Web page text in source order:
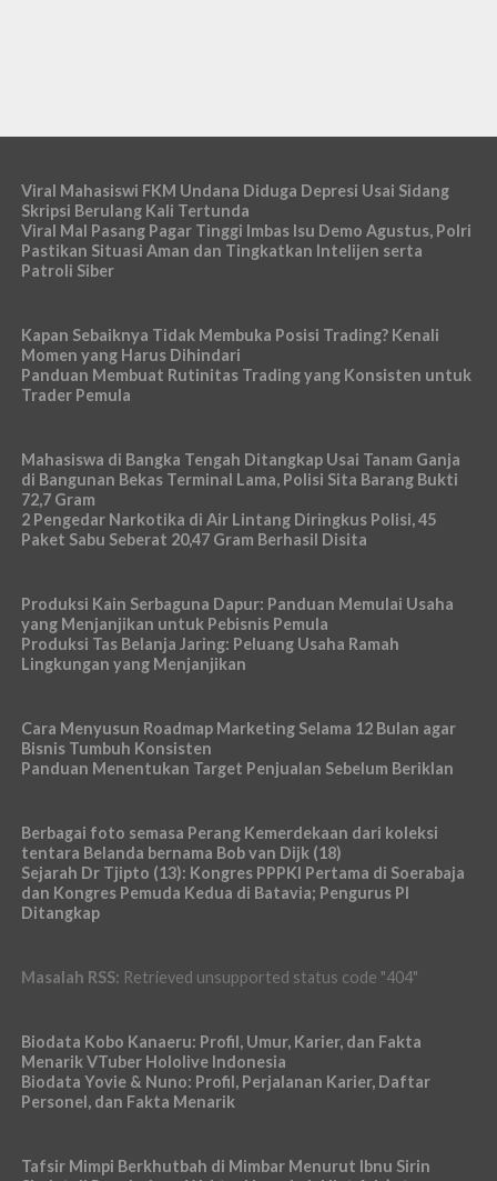
Viral Mahasiswi FKM Undana Diduga Depresi Usai Sidang
Skripsi Berulang Kali Tertunda
Viral Mal Pasang Pagar Tinggi Imbas Isu Demo Agustus, Polri
Pastikan Situasi Aman dan Tingkatkan Intelijen serta
Patroli Siber
Kapan Sebaiknya Tidak Membuka Posisi Trading? Kenali
Momen yang Harus Dihindari
Panduan Membuat Rutinitas Trading yang Konsisten untuk
Trader Pemula
Mahasiswa di Bangka Tengah Ditangkap Usai Tanam Ganja
di Bangunan Bekas Terminal Lama, Polisi Sita Barang Bukti
72,7 Gram
2 Pengedar Narkotika di Air Lintang Diringkus Polisi, 45
Paket Sabu Seberat 20,47 Gram Berhasil Disita
Produksi Kain Serbaguna Dapur: Panduan Memulai Usaha
yang Menjanjikan untuk Pebisnis Pemula
Produksi Tas Belanja Jaring: Peluang Usaha Ramah
Lingkungan yang Menjanjikan
Cara Menyusun Roadmap Marketing Selama 12 Bulan agar
Bisnis Tumbuh Konsisten
Panduan Menentukan Target Penjualan Sebelum Beriklan
Berbagai foto semasa Perang Kemerdekaan dari koleksi
tentara Belanda bernama Bob van Dijk (18)
Sejarah Dr Tjipto (13): Kongres PPPKI Pertama di Soerabaja
dan Kongres Pemuda Kedua di Batavia; Pengurus PI
Ditangkap
Masalah RSS: Retrieved unsupported status code "404"
Biodata Kobo Kanaeru: Profil, Umur, Karier, dan Fakta
Menarik VTuber Hololive Indonesia
Biodata Yovie & Nuno: Profil, Perjalanan Karier, Daftar
Personel, dan Fakta Menarik
Tafsir Mimpi Berkhutbah di Mimbar Menurut Ibnu Sirin